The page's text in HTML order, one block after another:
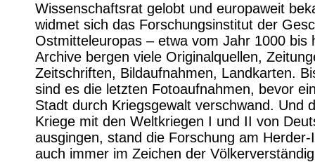
Wissenschaftsrat gelobt und europaweit
widmet sich das Forschungsinstitut der
Ostmitteleuropas – etwa vom Jahr 1000 bis
Archive bergen viele Originalquellen,
Zeitschriften, Bildaufnahmen, Landkarten.
sind es die letzten Fotoaufnahmen, bevor
Stadt durch Kriegsgewalt verschwand. Und
Kriege mit den Weltkriegen I und II von
ausgingen, stand die Forschung am Herder-
auch immer im Zeichen der